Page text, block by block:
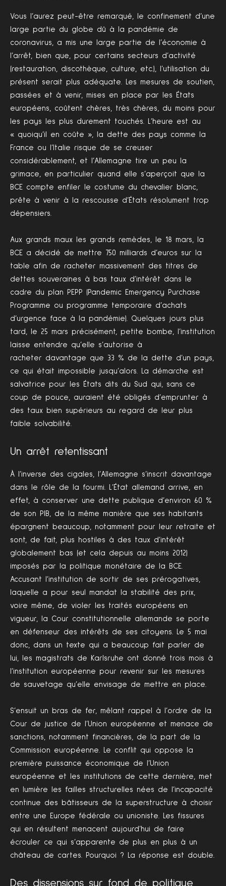
Vous l’aurez peut-être remarqué, le confinement d’une
large partie du globe dû à la pandémie de
coronavirus, a mis une large partie de l’économie à
l’arrêt, bien que, pour certains secteurs d’activité
(restauration, discothèque, culture, etc.), l’utilisation du
présent serait plus adéquate. Les mesures de soutien,
passées et à venir, mises en place par les États
européens, coûtent chères, très chères, du moins pour
les pays les plus durement touchés. L’heure est au
« quoiqu’il en coûte », la dette des pays comme la
France ou l’Italie risque de se creuser
considérablement, et l’Allemagne tire un peu la
grimace, en particulier quand elle s’aperçoit que la
BCE compte enfiler le costume du chevalier blanc,
prête à venir à la rescousse d’États résolument trop
dépensiers.
Aux grands maux les grands remèdes, le 18 mars, la
BCE a décidé de mettre 750 milliards d’euros sur la
table afin de racheter massivement des titres de
dettes souveraines à bas taux d’intérêt dans le
cadre du plan PEPP (Pandemic Emergency Purchase
Programme ou programme temporaire d’achats
d’urgence face à la pandémie). Quelques jours plus
tard, le 25 mars précisément, petite bombe, l’institution
laisse entendre qu’elle s’autorise à
racheter davantage que 33 % de la dette d’un pays,
ce qui était impossible jusqu’alors. La démarche est
salvatrice pour les États dits du Sud qui, sans ce
coup de pouce, auraient été obligés d’emprunter à
des taux bien supérieurs au regard de leur plus
faible solvabilité.
Un arrêt retentissant
À l’inverse des cigales, l’Allemagne s’inscrit davantage
dans le rôle de la fourmi. L’État allemand arrive, en
effet, à conserver une dette publique d’environ 60 %
de son PIB, de la même manière que ses habitants
épargnent beaucoup, notamment pour leur retraite et
sont, de fait, plus hostiles à des taux d’intérêt
globalement bas (et cela depuis au moins 2012)
imposés par la politique monétaire de la BCE.
Accusant l’institution de sortir de ses prérogatives,
laquelle a pour seul mandat la stabilité des prix,
voire même, de violer les traités européens en
vigueur, la Cour constitutionnelle allemande se porte
en défenseur des intérêts de ses citoyens. Le 5 mai
donc, dans un texte qui a beaucoup fait parler de
lui, les magistrats de Karlsruhe ont donné trois mois à
l’institution européenne pour revenir sur les mesures
de sauvetage qu’elle envisage de mettre en place.
S’ensuit un bras de fer, mêlant rappel à l’ordre de la
Cour de justice de l’Union européenne et menace de
sanctions, notamment financières, de la part de la
Commission européenne. Le conflit qui oppose la
première puissance économique de l’Union
européenne et les institutions de cette dernière, met
en lumière les failles structurelles nées de l’incapacité
continue des bâtisseurs de la superstructure à choisir
entre une Europe fédérale ou unioniste. Les fissures
qui en résultent menacent aujourd’hui de faire
écrouler ce qui s’apparente de plus en plus à un
château de cartes. Pourquoi ? La réponse est double.
Des dissensions sur fond de politique